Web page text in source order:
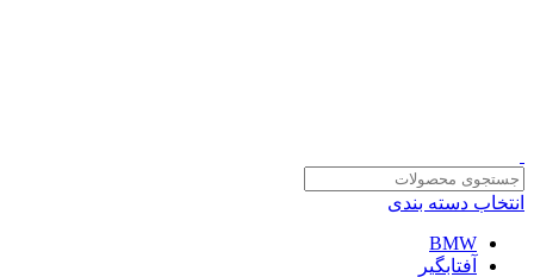
انتخاب دسته بندی
BMW
آفتابگیر